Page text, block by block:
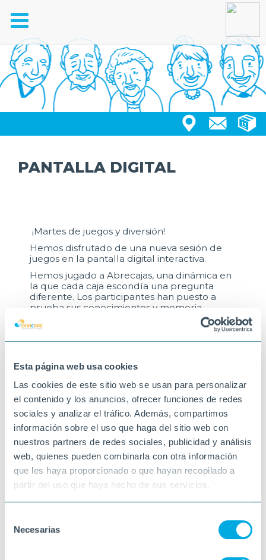
Esta página web usa cookies
Las cookies de este sitio web se usan para personalizar
el contenido y los anuncios, ofrecer funciones de redes
sociales y analizar el tráfico. Además, compartimos
información sobre el uso que haga del sitio web con
nuestros partners de redes sociales, publicidad y análisis
web, quienes pueden combinarla con otra información
que les haya proporcionado o que hayan recopilado a
partir del uso que haya hecho de sus servicios.
Necesarias
Toggle
navigation
PANTALLA DIGITAL
¡Martes de juegos y diversión!
Hemos disfrutado de una nueva sesión de
juegos en la pantalla digital interactiva.
Hemos jugado a Abrecajas, una dinámica en
la que cada caja escondía una pregunta
diferente. Los participantes han puesto a
prueba sus conocimientos y memoria
mientras compartían buenos momentos.
Una actividad que estimula capacidades
cognitivas y fomenta la participación y el
#EstimulaciónCognitiva #PantallaDigital
#CentroDeDía #EnvejecimientoActivo
#Abrecajas #AprenderJugando
#ActividadesConSentido #Bienestar
12-05-2026
VELILLA DE SAN ANTONIO